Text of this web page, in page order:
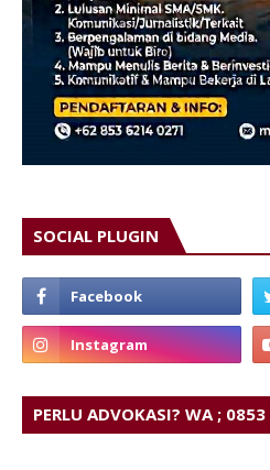
SOCIAL PLUGIN
PERLU ADVOKASI? WA ;